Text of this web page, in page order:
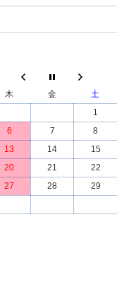
木 金
土
1
6 7
8
13 14
15
20 21
22
27 28
29